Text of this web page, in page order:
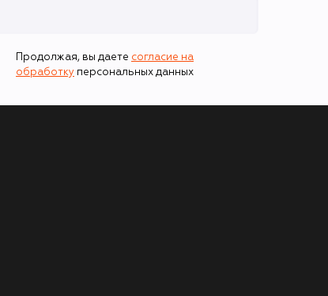
Продолжая, вы даете согласие на
обработку персональных данных